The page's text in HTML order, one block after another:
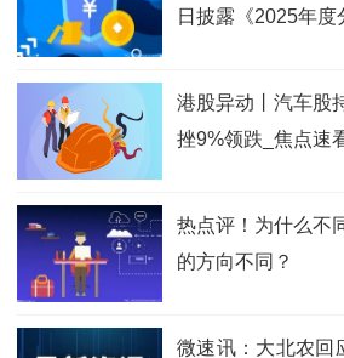
日披露《2025年度
港股异动丨汽车股
挫9%领跌_焦点速
热点评！为什么不
的方向不同？
微速讯：大北农回